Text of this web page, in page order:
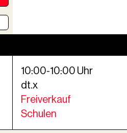
10:00-10:00 Uhr
dt.x
Freiverkauf
Schulen